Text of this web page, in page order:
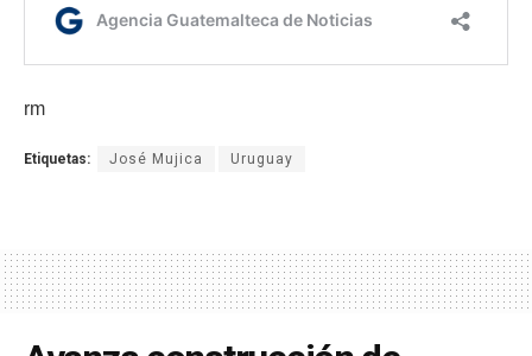
rm
Etiquetas: José Mujica Uruguay